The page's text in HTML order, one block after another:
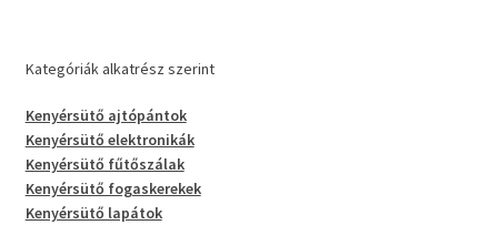
Kategóriák alkatrész szerint
Kenyérsütő ajtópántok
Kenyérsütő elektronikák
Kenyérsütő fűtőszálak
Kenyérsütő fogaskerekek
Kenyérsütő lapátok